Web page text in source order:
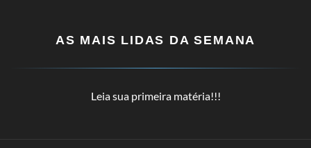
AS MAIS LIDAS DA SEMANA
Leia sua primeira matéria!!!